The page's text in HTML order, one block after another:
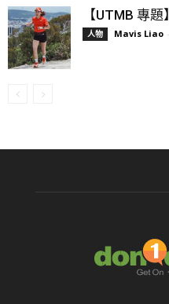
【UTMB 專
人物 Mavis Liao -